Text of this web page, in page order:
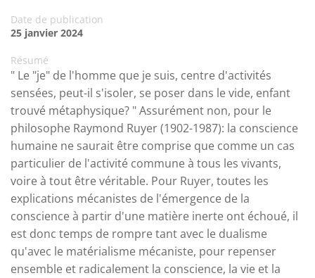
Date de publication
25 janvier 2024
Résumé
" Le "je" de l'homme que je suis, centre d'activités
sensées, peut-il s'isoler, se poser dans le vide, enfant
trouvé métaphysique? " Assurément non, pour le
philosophe Raymond Ruyer (1902-1987): la conscience
humaine ne saurait être comprise que comme un cas
particulier de l'activité commune à tous les vivants,
voire à tout être véritable. Pour Ruyer, toutes les
explications mécanistes de l'émergence de la
conscience à partir d'une matière inerte ont échoué, il
est donc temps de rompre tant avec le dualisme
qu'avec le matérialisme mécaniste, pour repenser
ensemble et radicalement la conscience, la vie et la